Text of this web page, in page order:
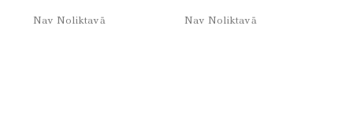
Nav Noliktavā Nav Noliktavā